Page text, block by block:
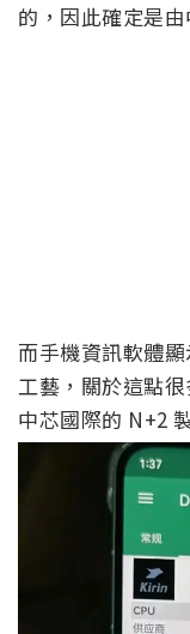
的，因此確定是
而手機資訊軟體
工藝，關於這點
中芯國際的 N+2